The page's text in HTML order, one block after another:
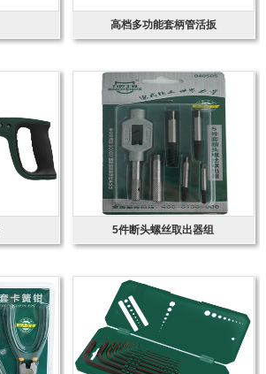
高档多功能套柄管活扳
5件断头螺丝取出器组